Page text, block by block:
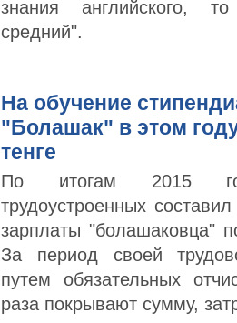
знания английского,
средний".
На обучение
"Болашак" в этом
тенге
По итогам 2015
трудоустроенных
зарплаты "болашаковца"
За период своей
путем обязательных
раза покрывают сумму,